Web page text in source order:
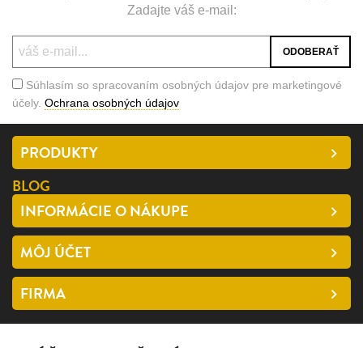
Zadajte váš e-mail:
Súhlasím so spracovaním osobných údajov pre marketingové
účely. Ochrana osobných údajov
PRODUKTY
BLOG
INFORMÁCIE O NÁKUPE
MÔJ ÚČET
FIRMA